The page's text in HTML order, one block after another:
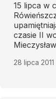
15 lipca w
czasie II
28 lipca 2011